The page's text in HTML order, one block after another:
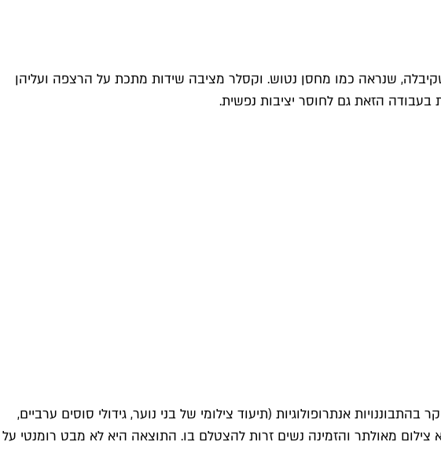
שנראה כמו מחסן נטוש. וקסלר מציבה שידות מתכת על הרצפה ועליהן
הזאת גם לחוסר יציבות נפשית.
אנתרופולוגיות (תיעוד צילומי של בני נוער, גידולי סוסים ערביים,
מאולתר והזמינה נשים זרות להצטלם בו. התוצאה היא לא מבט רומנטי על